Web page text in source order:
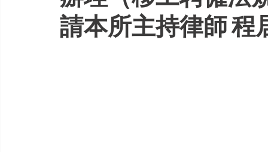
請本所主持律師 程